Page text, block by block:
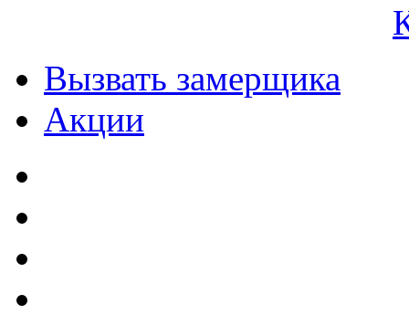
Вызвать замерщика
Акции